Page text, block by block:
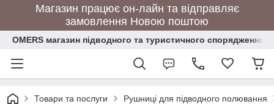
Магазин працює он-лайн та відправляє
замовлення Новою поштою
OMERS магазин підводного та туристичного спорядження
Товари та послуги Рушниці для підводного полювання